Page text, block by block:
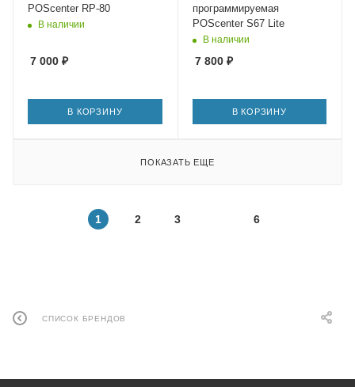
POScenter RP-80
В наличии
7 000 ₽
В КОРЗИНУ
программируемая
POScenter S67 Lite
В наличии
7 800₽
В КОРЗИНУ
ПОКАЗАТЬ ЕЩЕ
1 2 3 6
СПИСОК БРЕНДОВ